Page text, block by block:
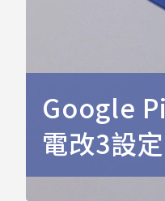
Google
電改3設定